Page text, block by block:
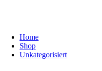
Home
Shop
Unkategorisiert